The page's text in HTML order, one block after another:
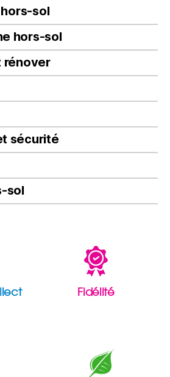
sol
hors-sol
rénover
sécurité
sol
Fidélité